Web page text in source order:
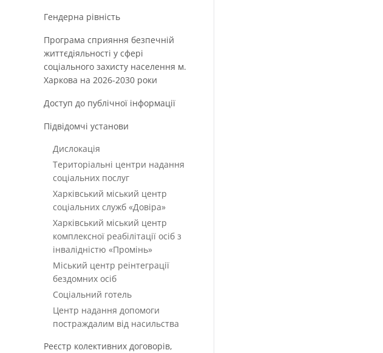
Гендерна рівність
Програма сприяння безпечній
життєдіяльності у сфері
соціального захисту населення м.
Харкова на 2026-2030 роки
Доступ до публічної інформації
Підвідомчі установи
Дислокація
Територіальні центри надання
соціальних послуг
Харківський міський центр
соціальних служб «Довіра»
Харківський міський центр
комплексної реабілітації осіб з
інвалідністю «Промінь»
Міський центр реінтеграції
бездомних осіб
Соціальний готель
Центр надання допомоги
постраждалим від насильства
Реєстр колективних договорів,